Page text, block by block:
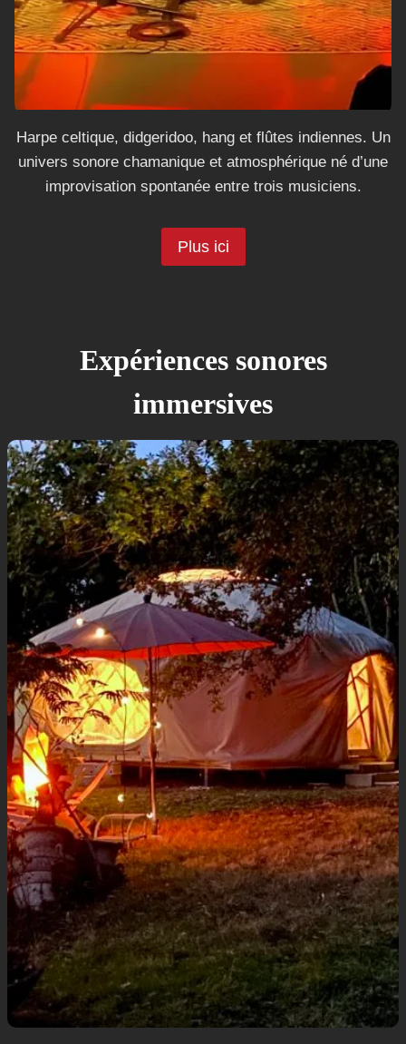
Harpe celtique, didgeridoo, hang et flûtes indiennes. Un
univers sonore chamanique et atmosphérique né d’une
improvisation spontanée entre trois musiciens.
Plus ici
Expériences sonores
immersives